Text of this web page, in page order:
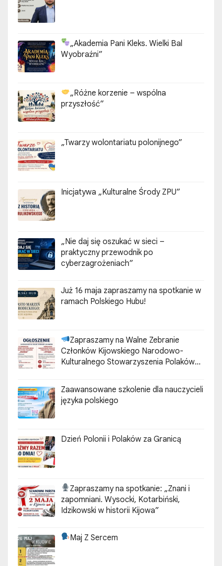
„Akademia Pani Kleks. Wielki Bal
Wyobraźni”
„Różne korzenie – wspólna
przyszłość”
„Twarzy wolontariatu polonijnego”
Inicjatywa „Kulturalne Środy ZPU”
„Nie daj się oszukać w sieci –
praktyczny przewodnik po
cyberzagrożeniach”
Już 16 maja zapraszamy na spotkanie w
ramach Polskiego Hubu!
Zapraszamy na Walne Zebranie
Członków Kijowskiego Narodowo-
Kulturalnego Stowarzyszenia Polaków
Zaawansowane szkolenie dla nauczycieli
języka polskiego
Dzień Polonii i Polaków za Granicą
Zapraszamy na spotkanie: „Znani i
zapomniani. Wysocki, Kotarbiński,
Idzikowski w historii Kijowa”
Maj Z Sercem